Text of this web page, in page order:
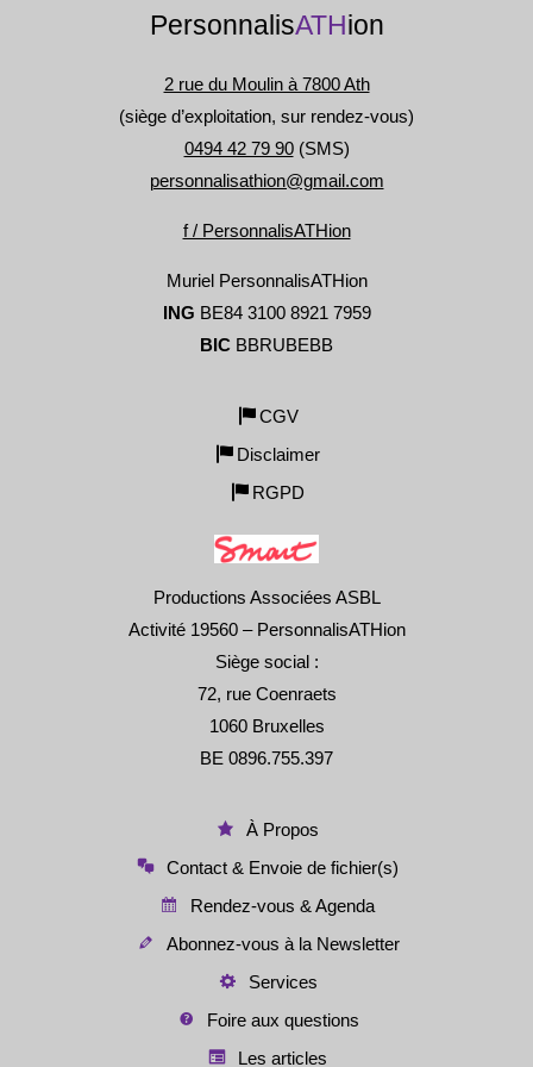
PersonnalisATHion
2 rue du Moulin à 7800 Ath
(siège d’exploitation, sur rendez-vous)
0494 42 79 90(SMS)
personnalisathion@gmail.com
f / PersonnalisATHion
Muriel PersonnalisATHion
ING BE84 3100 8921 7959
BIC BBRUBEBB
CGV
Disclaimer
RGPD
Productions Associées ASBL
Activité 19560 – PersonnalisATHion
Siège social :
72, rue Coenraets
1060 Bruxelles
BE 0896.755.397
À Propos
Contact & Envoie de fichier(s)
Rendez-vous & Agenda
Abonnez-vous à la Newsletter
Services
Foire aux questions
Les articles